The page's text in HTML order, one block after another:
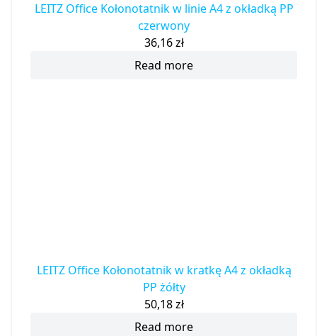
LEITZ Office Kołonotatnik w linie A4 z okładką PP
czerwony
36,16zł
Read more
LEITZ Office Kołonotatnik w kratkę A4 z okładką
PP żółty
50,18zł
Read more